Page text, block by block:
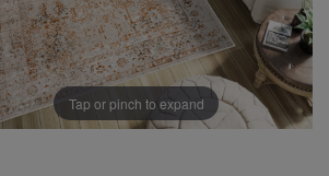
Tap or pinch to expand